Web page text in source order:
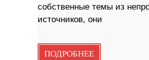
собственные темы из
источников, они
ПОДРОБНЕЕ